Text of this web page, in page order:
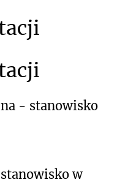
- stanowisko
w